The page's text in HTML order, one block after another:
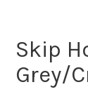
Skip
Grey/